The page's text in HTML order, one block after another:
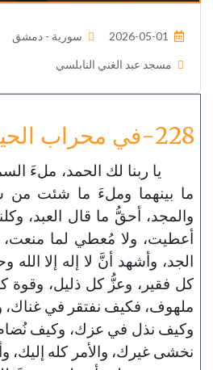
2026-05-01 سورية - دمشق
مسجد عبد الغني النابلسي
228-في محراب الحياة
يا ربنا لك الحمد، ملءَ
ما بينهما وملءَ ما شئت من
والمجد، أحقُّ ما قال العبد،
أعطيت، ولا مُعطي لما منعت،
الجد، وأشهد أنَّ لا إله إلا
كل فقير، وعزُّ كل ذليل،
ملهوف، فكيف نفتقر في
وكيف نذل في عزك، وكيف
نخشى غيرك، والأمر كله إليك،